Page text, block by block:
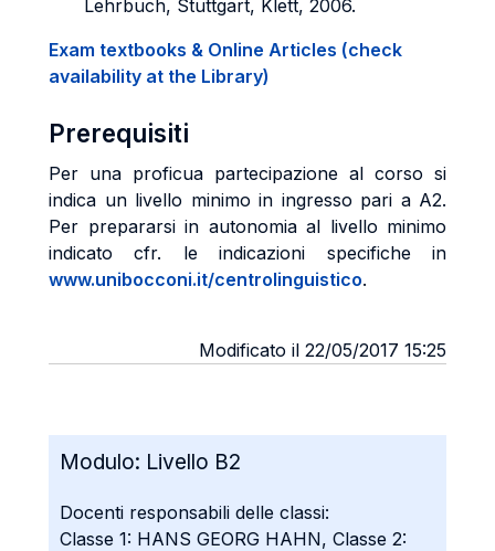
Lehrbuch, Stuttgart, Klett, 2006.
Exam textbooks & Online Articles (check
availability at the Library)
Prerequisiti
Per una proficua partecipazione al corso si
indica un livello minimo in ingresso pari a A2.
Per prepararsi in autonomia al livello minimo
indicato cfr. le indicazioni specifiche in
www.unibocconi.it/centrolinguistico.
Modificato il 22/05/2017 15:25
Modulo: Livello B2
Docenti responsabili delle classi:
Classe 1: HANS GEORG HAHN, Classe 2: